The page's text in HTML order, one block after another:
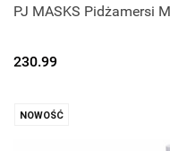
PJ MASKS Pidżamersi
230.99
NOWOŚĆ